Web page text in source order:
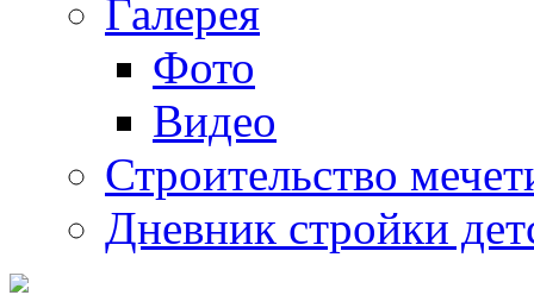
Галерея
Фото
Видео
Строительство
Дневник стройки